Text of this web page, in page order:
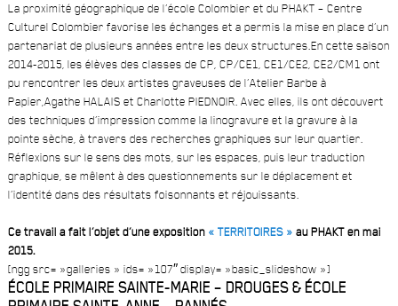
La proximité géographique de l’école Colombier et du PHAKT – Centre
Culturel Colombier favorise les échanges et a permis la mise en place d’un
partenariat de plusieurs années entre les deux structures.En cette saison
2014-2015, les élèves des classes de CP, CP/CE1, CE1/CE2, CE2/CM1 ont
pu rencontrer les deux artistes graveuses de l’Atelier Barbe à
Papier,Agathe HALAIS et Charlotte PIEDNOIR. Avec elles, ils ont découvert
des techniques d’impression comme la linogravure et la gravure à la
pointe sèche, à travers des recherches graphiques sur leur quartier.
Réflexions sur le sens des mots, sur les espaces, puis leur traduction
graphique, se mêlent à des questionnements sur le déplacement et
l’identité dans des résultats foisonnants et réjouissants.
Ce travail a fait l’objet d’une exposition « TERRITOIRES » au PHAKT en mai
2015.
[ngg src= »galleries » ids= »107″ display= »basic_slideshow »]
ÉCOLE PRIMAIRE SAINTE-MARIE – DROUGES & ÉCOLE